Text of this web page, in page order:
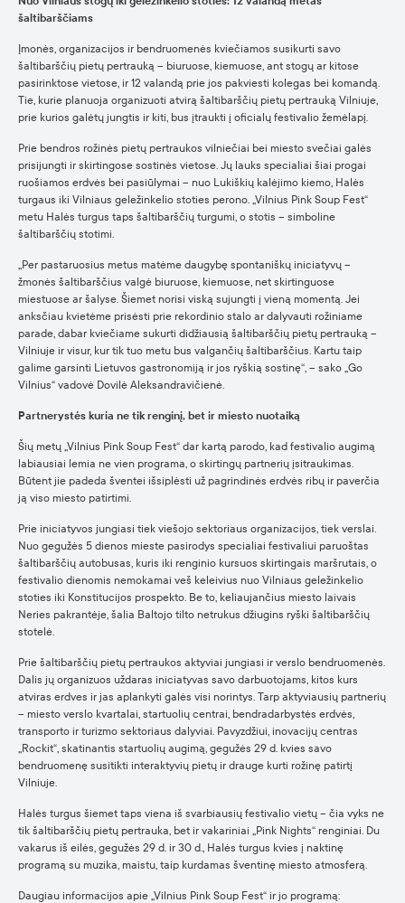
šaltibarščiams
Įmonės, organizacijos ir bendruomenės kviečiamos susikurti savo
šaltibarščių pietų pertrauką – biuruose, kiemuose, ant stogų ar kitose
pasirinktose vietose, ir 12 valandą prie jos pakviesti kolegas bei komandą.
Tie, kurie planuoja organizuoti atvirą šaltibarščių pietų pertrauką Vilniuje,
prie kurios galėtų jungtis ir kiti, bus įtraukti į oficialų festivalio žemėlapį.
Prie bendros rožinės pietų pertraukos vilniečiai bei miesto svečiai galės
prisijungti ir skirtingose sostinės vietose. Jų lauks specialiai šiai progai
ruošiamos erdvės bei pasiūlymai – nuo Lukiškių kalėjimo kiemo, Halės
turgaus iki Vilniaus geležinkelio stoties perono. „Vilnius Pink Soup Fest“
metu Halės turgus taps šaltibarščių turgumi, o stotis – simboline
šaltibarščių stotimi.
„Per pastaruosius metus matėme daugybę spontaniškų iniciatyvų –
žmonės šaltibarščius valgė biuruose, kiemuose, net skirtinguose
miestuose ar šalyse. Šiemet norisi viską sujungti į vieną momentą. Jei
anksčiau kvietėme prisėsti prie rekordinio stalo ar dalyvauti rožiniame
parade, dabar kviečiame sukurti didžiausią šaltibarščių pietų pertrauką –
Vilniuje ir visur, kur tik tuo metu bus valgančių šaltibarščius. Kartu taip
galime garsinti Lietuvos gastronomiją ir jos ryškią sostinę“, – sako „Go
Vilnius“ vadovė Dovilė Aleksandravičienė.
Partnerystės kuria ne tik renginį, bet ir miesto nuotaiką
Šių metų „Vilnius Pink Soup Fest“ dar kartą parodo, kad festivalio augimą
labiausiai lemia ne vien programa, o skirtingų partnerių įsitraukimas.
Būtent jie padeda šventei išsiplėsti už pagrindinės erdvės ribų ir paverčia
ją viso miesto patirtimi.
Prie iniciatyvos jungiasi tiek viešojo sektoriaus organizacijos, tiek verslai.
Nuo gegužės 5 dienos mieste pasirodys specialiai festivaliui paruoštas
šaltibarščių autobusas, kuris iki renginio kursuos skirtingais maršrutais, o
festivalio dienomis nemokamai veš keleivius nuo Vilniaus geležinkelio
stoties iki Konstitucijos prospekto. Be to, keliaujančius miesto laivais
Neries pakrantėje, šalia Baltojo tilto netrukus džiugins ryški šaltibarščių
stotelė.
Prie šaltibarščių pietų pertraukos aktyviai jungiasi ir verslo bendruomenės.
Dalis jų organizuos uždaras iniciatyvas savo darbuotojams, kitos kurs
atviras erdves ir jas aplankyti galės visi norintys. Tarp aktyviausių partnerių
– miesto verslo kvartalai, startuolių centrai, bendradarbystės erdvės,
transporto ir turizmo sektoriaus dalyviai. Pavyzdžiui, inovacijų centras
„Rockit“, skatinantis startuolių augimą, gegužės 29 d. kvies savo
bendruomenę susitikti interaktyvių pietų ir drauge kurti rožinę patirtį
Vilniuje.
Halės turgus šiemet taps viena iš svarbiausių festivalio vietų – čia vyks ne
tik šaltibarščių pietų pertrauka, bet ir vakariniai „Pink Nights“ renginiai. Du
vakarus iš eilės, gegužės 29 d. ir 30 d., Halės turgus kvies į naktinę
programą su muzika, maistu, taip kurdamas šventinę miesto atmosferą.
Daugiau informacijos apie „Vilnius Pink Soup Fest“ ir jo programą: